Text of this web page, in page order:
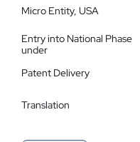
Micro Entity, USA
Entry into National Phase
under
Patent Delivery
Translation